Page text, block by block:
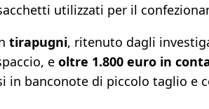
utilizzati per il
tirapugni, ritenuto dagli
e oltre 1.800 euro in
in banconote di piccolo taglio e